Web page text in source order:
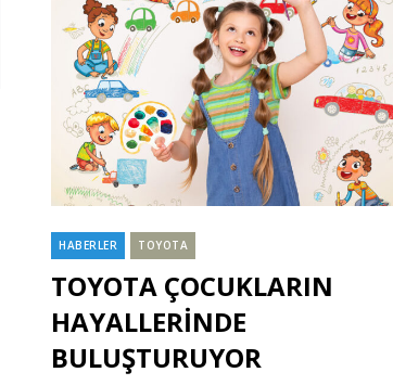
Categories
HABERLER TOYOTA
TOYOTA ÇOCUKLARIN
HAYALLERİNDE
BULUŞTURUYOR